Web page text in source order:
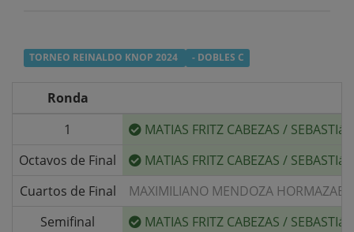
TORNEO REINALDO KNOP 2024 - DOBLES C
Ronda
1
MATIAS FRITZ CABEZAS /
Octavos de Final
MATIAS FRITZ CABEZAS /
Cuartos de Final
MAXIMILIANO MENDOZA
Semifinal
MATIAS FRITZ CABEZAS /